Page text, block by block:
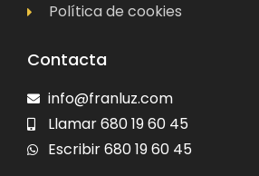
Política de cookies
Contacta
info@franluz.com
Llamar 680 19 60 45
Escribir 680 19 60 45